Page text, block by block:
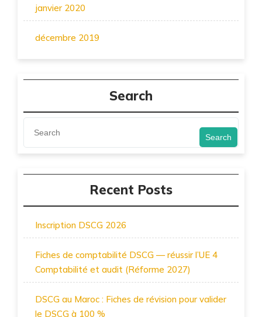
janvier 2020
décembre 2019
Search
Search
Recent Posts
Inscription DSCG 2026
Fiches de comptabilité DSCG — réussir l’UE 4
Comptabilité et audit (Réforme 2027)
DSCG au Maroc : Fiches de révision pour valider
le DSCG à 100 %